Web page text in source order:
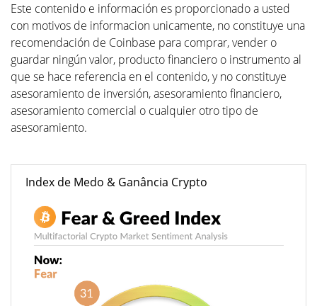
Este contenido e información es proporcionado a usted
con motivos de informacion unicamente, no constituye una
recomendación de Coinbase para comprar, vender o
guardar ningún valor, producto financiero o instrumento al
que se hace referencia en el contenido, y no constituye
asesoramiento de inversión, asesoramiento financiero,
asesoramiento comercial o cualquier otro tipo de
asesoramiento.
Index de Medo & Ganância Crypto